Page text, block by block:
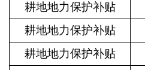
耕地地力保护补贴
耕地地力保护补贴
耕地地力保护补贴